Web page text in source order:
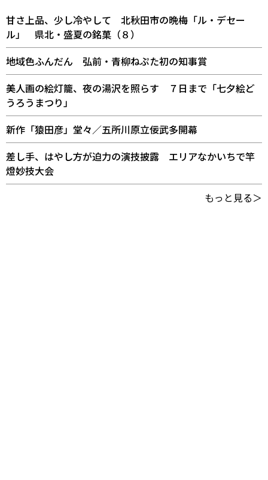
甘さ上品、少し冷やして 北秋田市の晩梅「ル・デセー
ル」 県北・盛夏の銘菓（８）
地域色ふんだん 弘前・青柳ねぷた初の知事賞
美人画の絵灯籠、夜の湯沢を照らす ７日まで「七夕絵ど
うろうまつり」
新作「猿田彦」堂々／五所川原立佞武多開幕
差し手、はやし方が迫力の演技披露 エリアなかいちで竿
燈妙技大会
もっと見る＞